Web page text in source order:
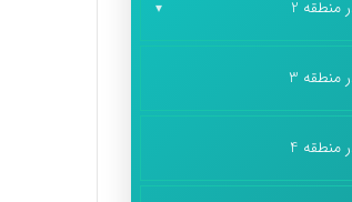
منطقه 2
منطقه 3
منطقه 4